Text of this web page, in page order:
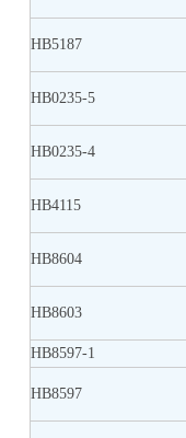
HB5187
HB0235-5
HB0235-4
HB4115
HB8604
HB8603
HB8597-1
HB8597